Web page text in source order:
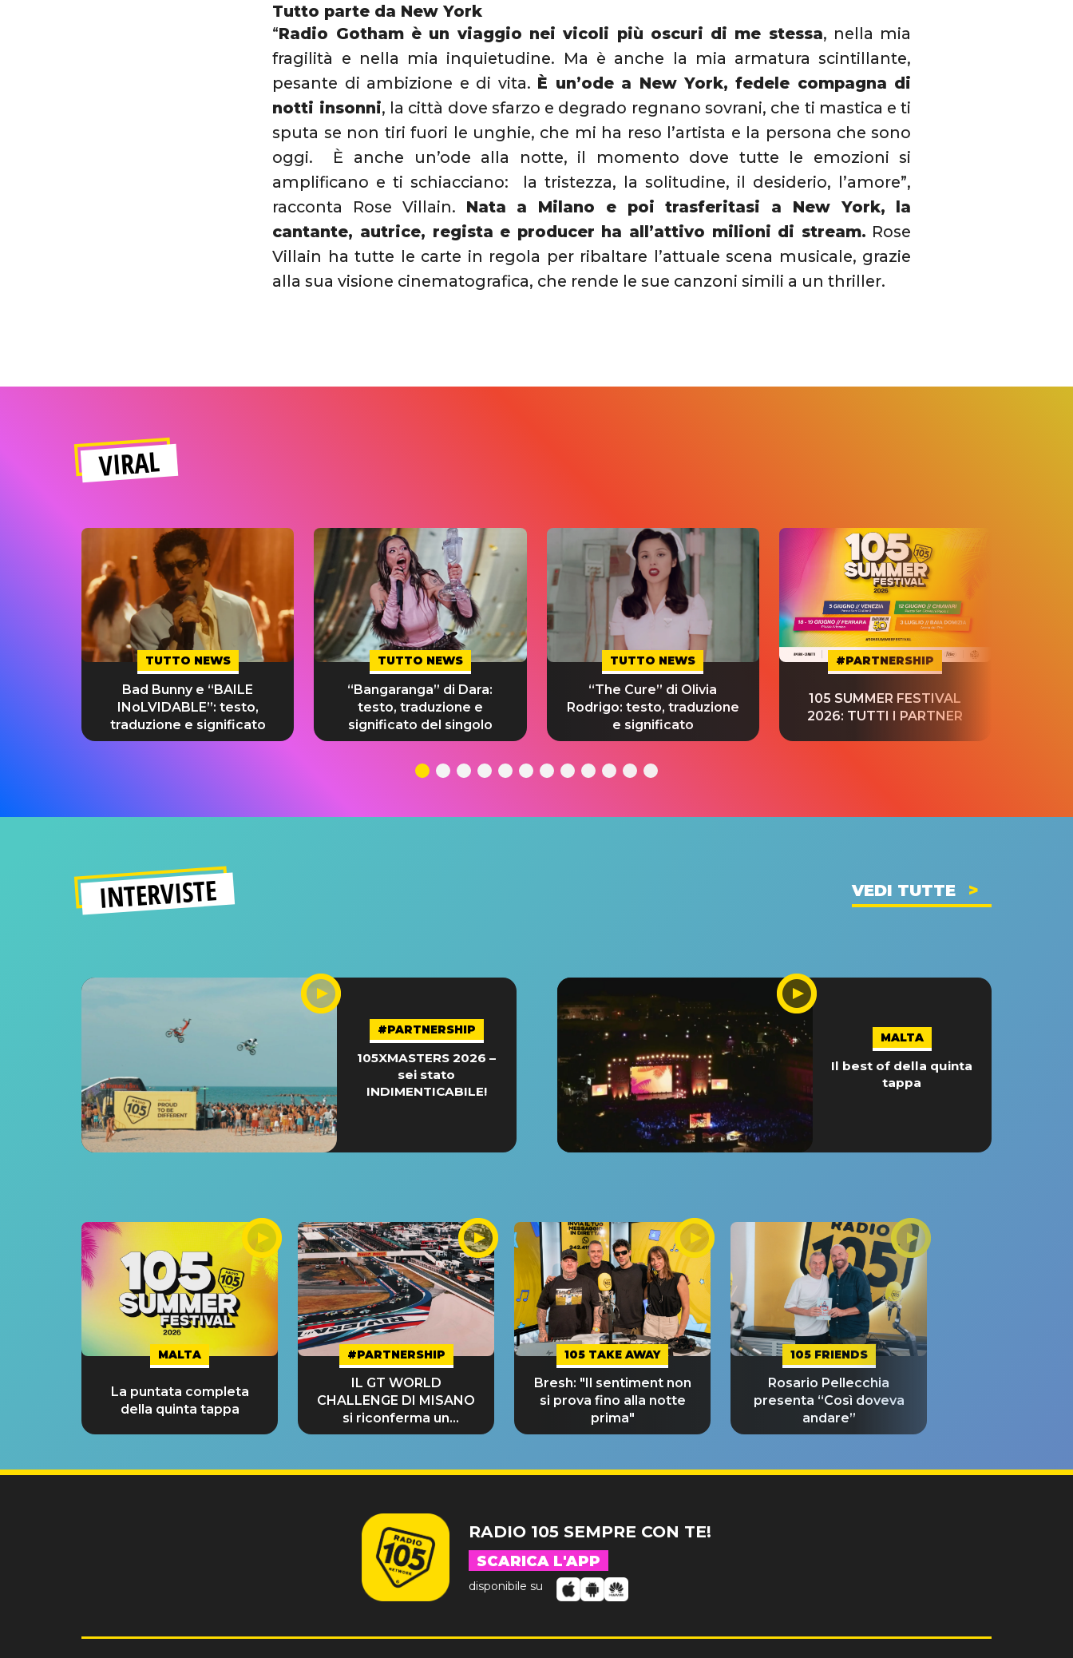
Tutto parte da New York
“Radio Gotham è un viaggio nei vicoli più oscuri di me stessa, nella mia
fragilità e nella mia inquietudine. Ma è anche la mia armatura scintillante,
pesante di ambizione e di vita. È un’ode a New York, fedele compagna di
notti insonni, la città dove sfarzo e degrado regnano sovrani, che ti mastica e ti
sputa se non tiri fuori le unghie, che mi ha reso l’artista e la persona che sono
oggi. È anche un’ode alla notte, il momento dove tutte le emozioni si
amplificano e ti schiacciano: la tristezza, la solitudine, il desiderio, l’amore”,
racconta Rose Villain. Nata a Milano e poi trasferitasi a New York, la
cantante, autrice, regista e producer ha all’attivo milioni di stream. Rose
Villain ha tutte le carte in regola per ribaltare l’attuale scena musicale, grazie
alla sua visione cinematografica, che rende le sue canzoni simili a un thriller.
VIRAL
TUTTO NEWS
Bad Bunny e “BAILE
INoLVIDABLE”: testo,
traduzione e significato
TUTTO NEWS
“Bangaranga” di Dara:
testo, traduzione e
significato del singolo
TUTTO NEWS
“The Cure” di Olivia
Rodrigo: testo, traduzione
e significato
#PARTNERSHIP
105 SUMMER FESTIVAL
2026: TUTTI I PARTNER
INTERVISTE VEDI TUTTE
#PARTNERSHIP
105XMASTERS 2026 –
sei stato
INDIMENTICABILE!
MALTA
Il best of della quinta
tappa
MALTA
La puntata completa
della quinta tappa
#PARTNERSHIP
IL GT WORLD
CHALLENGE DI MISANO
si riconferma un
GRANDE SUCCESSO!
105 TAKE AWAY
Bresh: "Il sentiment non
si prova fino alla notte
prima"
105 FRIENDS
Rosario Pellecchia
presenta “Così doveva
andare”
RADIO 105 SEMPRE CON TE!
SCARICA L'APP
disponibile su